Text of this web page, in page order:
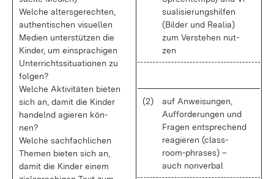
Wel­che al­ters­ge­rech­ten,
au­then­ti­schen vi­su­el­len
Me­di­en un­ter­stüt­zen die
Kin­der, um ein­spra­chi­gen
Un­ter­richts­si­tua­tio­nen zu
fol­gen?
Wel­che Ak­ti­vi­tä­ten bie­ten
sich an, da­mit die Kin­der
han­delnd agie­ren kön­
nen?
Wel­che sach­fach­li­chen
The­men bie­ten sich an,
da­mit die Kin­der ei­nem
sua­li­sie­rungs­hil­fen
(Bil­der und Rea­lia)
zum Ver­ste­hen nut­
zen
(2)
auf An­wei­sun­gen,
Auf­for­de­run­gen und
Fra­gen ent­spre­chend
re­agie­ren (class­
room-phra­ses) –
auch non­ver­bal